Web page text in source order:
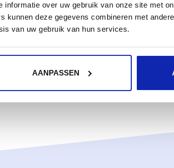
informatie over uw gebruik van onze site met
kunnen deze gegevens combineren met
van uw gebruik van hun services.
AANPASSEN